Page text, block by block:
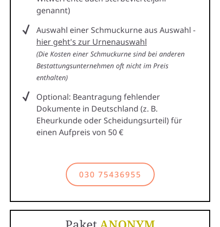
genannt)
Auswahl einer Schmuckurne aus Auswahl -
hier geht's zur Urnenauswahl
(Die Kosten einer Schmuckurne sind bei anderen
Bestattungsunternehmen oft nicht im Preis
enthalten)
Optional: Beantragung fehlender
Dokumente in Deutschland (z. B.
Eheurkunde oder Scheidungsurteil) für
einen Aufpreis von 50 €
030 75436955